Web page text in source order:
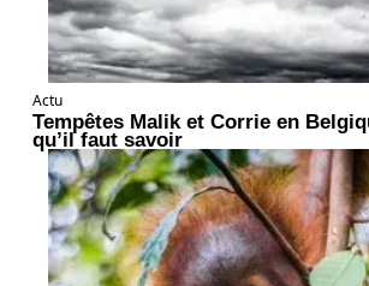
Actu
Tempêtes Malik et Corrie en
qu’il faut savoir